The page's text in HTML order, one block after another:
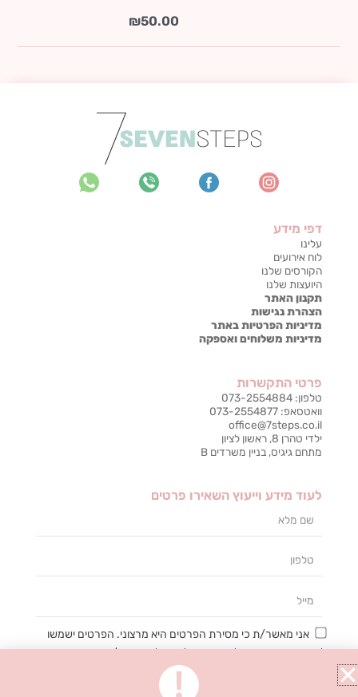
₪50.00
דפי מידע
עלינו
לוח אירועים
הקורסים שלנו
היועצות שלנו
תקנון האתר
הצהרת נגישות
מדיניות הפרטיות באתר
מדיניות משלוחים ואספקה
פרטי התקשרות
טלפון: 073-2554884
וואטסאפ: 073-2554877
office@7steps.co.il
ילדי טהרן 8, ראשון לציון
מתחם גיגיס, בניין משרדים B
לעוד מידע וייעוץ השאירו פרטים
אני מאשר/ת כי מסירת הפרטים היא מרצוני. הפרטים ישמשו
ליצירת קשר ומענה לפנייה, ניהול וטיפול בבקשה/רישום, מתן
השירות והתמיכה המבוקשים, דיוור ישיר, תפעול האתר וניתוח
סטטיסטי פנימי. אני מודע/ת כי אוכל לבטל את הרישום שלי בכל עת